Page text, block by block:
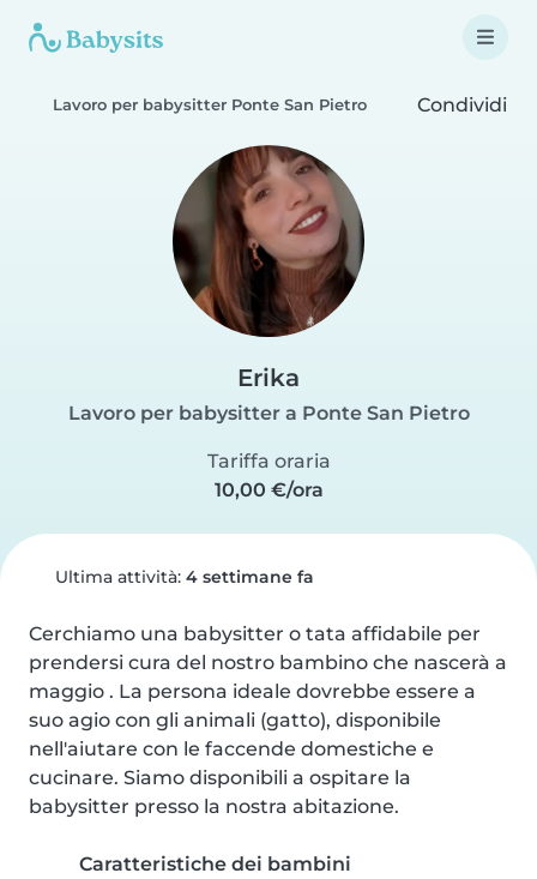
Lavoro per babysitter Ponte San Pietro Condividi
Erika
Lavoro per babysitter a Ponte San Pietro
Tariffa oraria
10,00 €/ora
Ultima attività: 4 settimane fa
Cerchiamo una babysitter o tata affidabile per
prendersi cura del nostro bambino che nascerà a
maggio . La persona ideale dovrebbe essere a
suo agio con gli animali (gatto), disponibile
nell'aiutare con le faccende domestiche e
cucinare. Siamo disponibili a ospitare la
babysitter presso la nostra abitazione.
Caratteristiche dei bambini